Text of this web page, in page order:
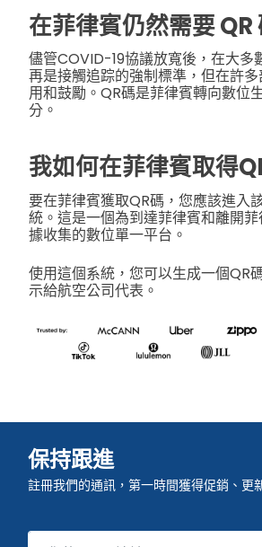
在菲律賓仍然需要 QR
儘管COVID-19協議放寬後，在大多
再是接觸追踪的強制標準，但在許
用和鼓勵。QR碼是菲律賓轉向數位
分。
我如何在菲律賓取得
要在菲律賓獲取QR碼，您應該進入
統。這是一個為到達菲律賓和離開
據收集的數位單一平台。
使用這個系統，您可以生成一個QR
示給航空公司代表。
保持跟進
註冊我們的通訊，第一時間獲得促銷、更